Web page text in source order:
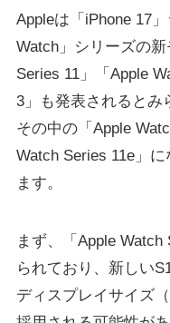
Appleは「iPhone 17
Watch」シリーズの
Series 11」「Apple
3」も発表されるとみ
その中の「Apple
Watch Series 11e」
ます。
まず、「Apple
られており、新しい
ディスプレイサイズ